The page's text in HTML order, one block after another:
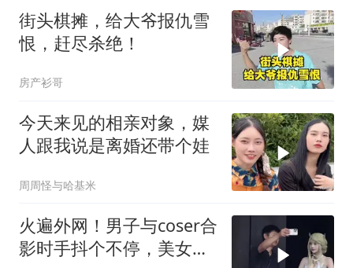
街头棋摊，给大爷报仇雪
恨，赶尽杀绝！
房产衫哥
今天来见的相亲对象，媒
人跟我说是离婚还带个娃
周周怪与哈基米
火遍外网！男子与coser合
影时手抖个不停，美女做